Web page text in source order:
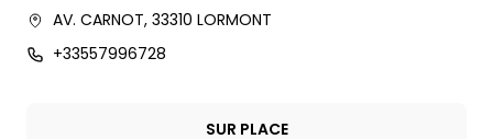
AV. CARNOT, 33310 LORMONT
+33557996728
SUR PLACE